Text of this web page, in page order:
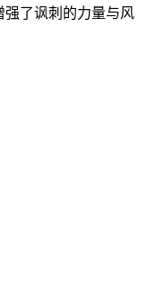
强了讽刺的力量与风